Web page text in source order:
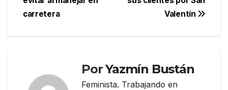
entradas
Valentín
carretera
PorYazmín Bustán
Feminista. Trabajando en